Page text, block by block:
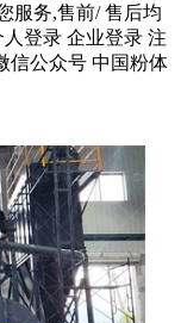
服务,售前/ 售后均
登录 企业登录 注
信公众号 中国粉体